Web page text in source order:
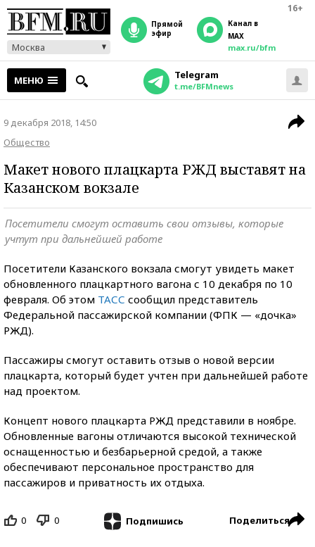
16+
Москва
прямой
эфир
Канал в
MAX
max.ru/bfm
МЕНЮ Telegram
t.me/BFMnews
9 декабря 2018, 14:50
Общество
Макет нового плацкарта РЖД выставят на
Казанском вокзале
Посетители смогут оставить свои отзывы, которые
учтут при дальнейшей работе
Посетители Казанского вокзала смогут увидеть макет
обновленного плацкартного вагона с 10 декабря по 10
февраля. Об этом ТАСС сообщил представитель
Федеральной пассажирской компании (ФПК — «дочка»
РЖД).
Пассажиры смогут оставить отзыв о новой версии
плацкарта, который будет учтен при дальнейшей работе
над проектом.
Концепт нового плацкарта РЖД представили в ноябре.
Обновленные вагоны отличаются высокой технической
оснащенностью и безбарьерной средой, а также
обеспечивают персональное пространство для
пассажиров и приватность их отдыха.
0 0 Подпишись Поделиться